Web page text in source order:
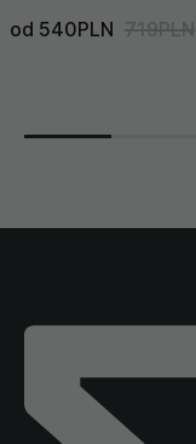
od 540PLN 719PLN